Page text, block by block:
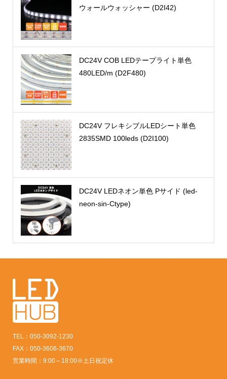
ウォールウォッシャー (D2I42)
DC24V COB LEDテープライト単色
480LED/m (D2F480)
DC24V フレキシブルLEDシート単色
2835SMD 100leds (D2I100)
DC24V LEDネオン単色 Pサイド (led-
neon-sin-Ctype)
TEL：050-3092-1230
FAX：050-3606-3670
営業時間：9:00～18:00※土日祝定休